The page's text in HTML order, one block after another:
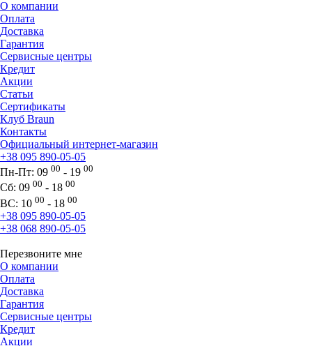
О компании
Оплата
Доставка
Гарантия
Сервисные центры
Кредит
Акции
Статьи
Сертификаты
Клуб Braun
Контакты
Официальный интернет-магазин
+38 095 890-05-05
Пн-Пт: 09 00 - 19 00
Сб: 09 00 - 18 00
ВС: 10 00 - 18 00
+38 095 890-05-05
+38 068 890-05-05
Перезвоните мне
О компании
Оплата
Доставка
Гарантия
Сервисные центры
Кредит
Акции